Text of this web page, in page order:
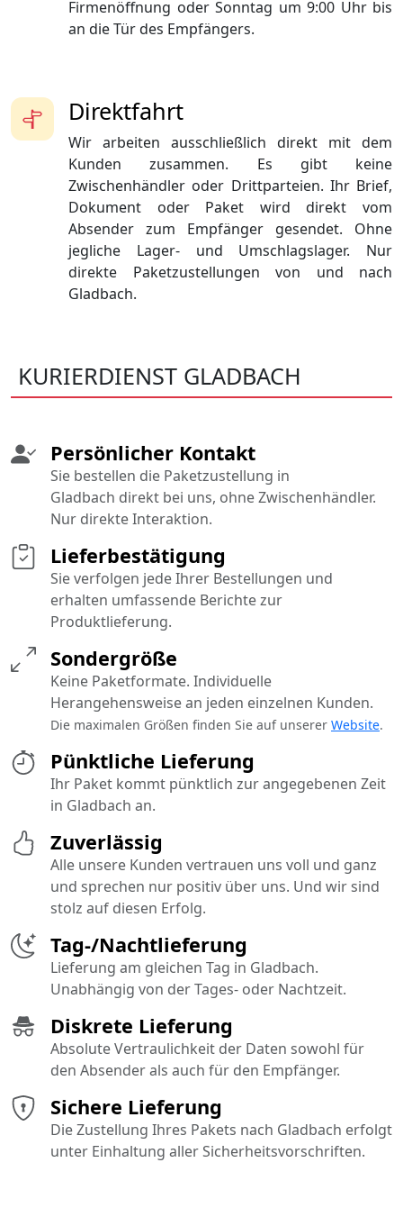
Direktfahrt
Wir arbeiten ausschließlich direkt mit dem
Kunden zusammen. Es gibt keine
Zwischenhändler oder Drittparteien. Ihr Brief,
Dokument oder Paket wird direkt vom
Absender zum Empfänger gesendet. Ohne
jegliche Lager- und Umschlagslager. Nur
direkte Paketzustellungen von und nach
Gladbach.
Firmenöffnung oder Sonntag um 9:00 Uhr bis
an die Tür des Empfängers.
KURIERDIENST GLADBACH
Pünktliche Lieferung
Ihr Paket kommt pünktlich zur angegebenen Zeit
in Gladbach an.
Sichere Lieferung
Die Zustellung Ihres Pakets nach Gladbach erfolgt
unter Einhaltung aller Sicherheitsvorschriften.
Diskrete Lieferung
Absolute Vertraulichkeit der Daten sowohl für
den Absender als auch für den Empfänger.
Tag-/Nachtlieferung
Lieferung am gleichen Tag in Gladbach.
Unabhängig von der Tages- oder Nachtzeit.
Persönlicher Kontakt
Sie bestellen die Paketzustellung in
Gladbach direkt bei uns, ohne Zwischenhändler.
Nur direkte Interaktion.
Sondergröße
Keine Paketformate. Individuelle
Herangehensweise an jeden einzelnen Kunden.
Die maximalen Größen finden Sie auf unserer Website.
Lieferbestätigung
Sie verfolgen jede Ihrer Bestellungen und
erhalten umfassende Berichte zur
Produktlieferung.
Zuverlässig
Alle unsere Kunden vertrauen uns voll und ganz
und sprechen nur positiv über uns. Und wir sind
stolz auf diesen Erfolg.